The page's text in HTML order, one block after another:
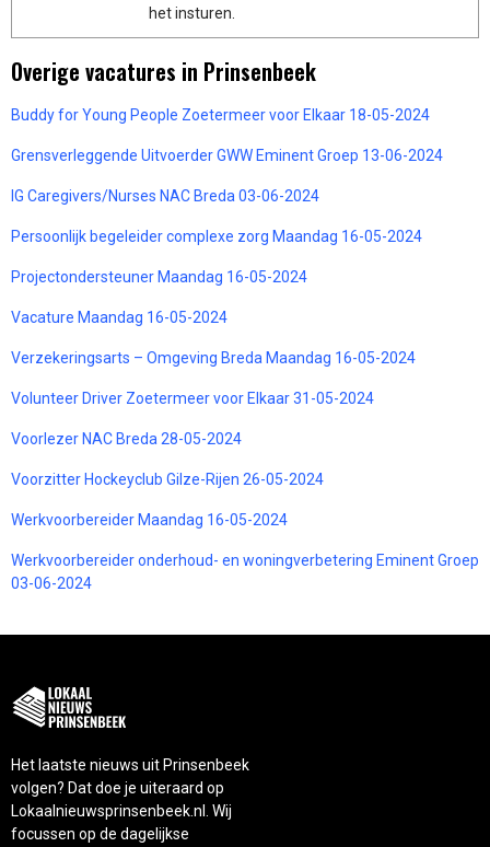
het insturen.
Overige vacatures in Prinsenbeek
Buddy for Young People Zoetermeer voor Elkaar 18-05-2024
Grensverleggende Uitvoerder GWW Eminent Groep 13-06-2024
IG Caregivers/Nurses NAC Breda 03-06-2024
Persoonlijk begeleider complexe zorg Maandag 16-05-2024
Projectondersteuner Maandag 16-05-2024
Vacature Maandag 16-05-2024
Verzekeringsarts – Omgeving Breda Maandag 16-05-2024
Volunteer Driver Zoetermeer voor Elkaar 31-05-2024
Voorlezer NAC Breda 28-05-2024
Voorzitter Hockeyclub Gilze-Rijen 26-05-2024
Werkvoorbereider Maandag 16-05-2024
Werkvoorbereider onderhoud- en woningverbetering Eminent Groep
03-06-2024
Het laatste nieuws uit Prinsenbeek
volgen? Dat doe je uiteraard op
Lokaalnieuwsprinsenbeek.nl. Wij
focussen op de dagelijkse